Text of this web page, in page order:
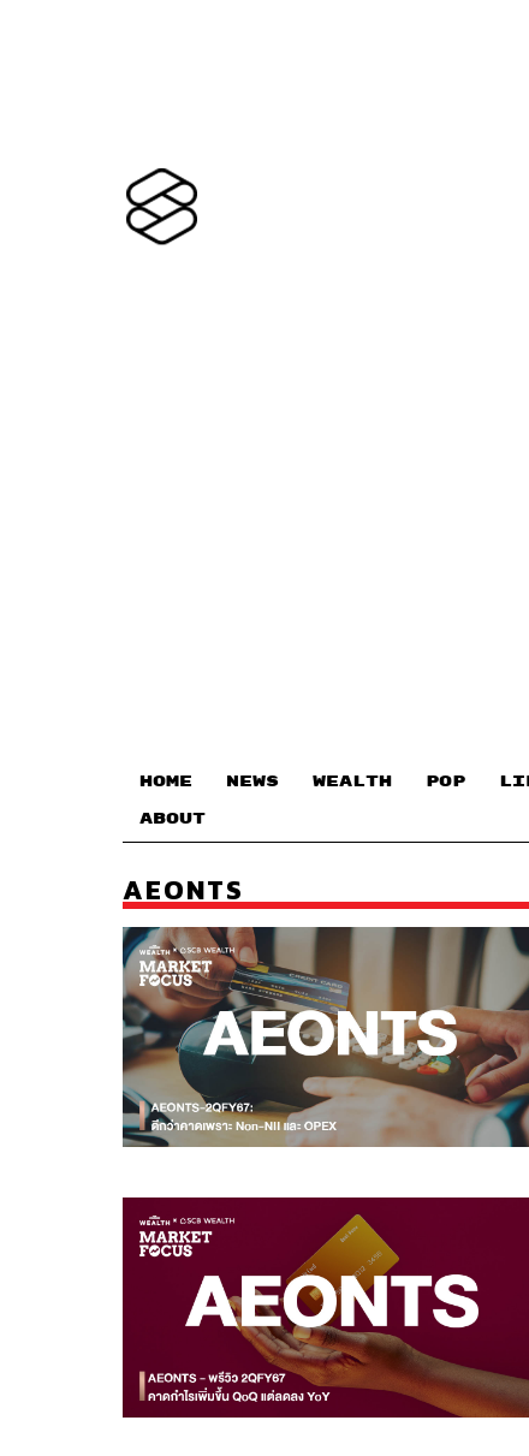
HOME NEWS WEALTH POP
ABOUT
AEONTS